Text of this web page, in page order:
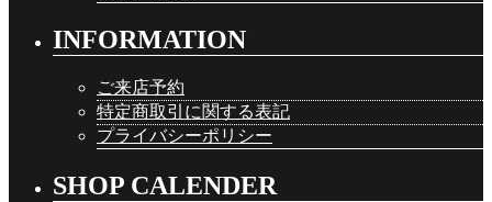
INFORMATION
ご来店予約
特定商取引に関する表記
プライバシーポリシー
SHOP CALENDER